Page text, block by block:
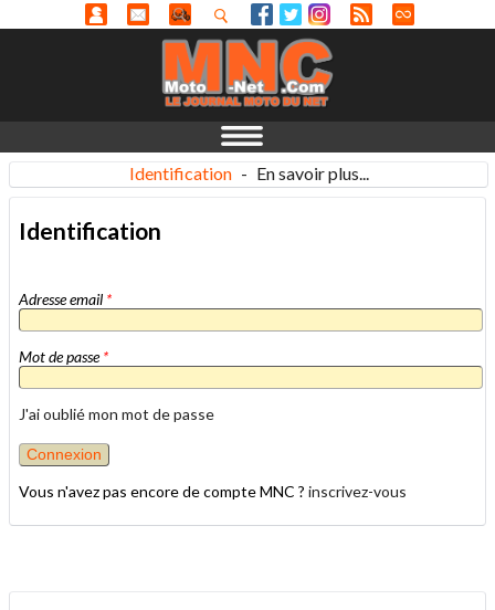
Identification - En savoir plus...
Identification
Adresse email *
Mot de passe*
J'ai oublié mon mot de passe
Vous n'avez pas encore de compte MNC ? inscrivez-vous